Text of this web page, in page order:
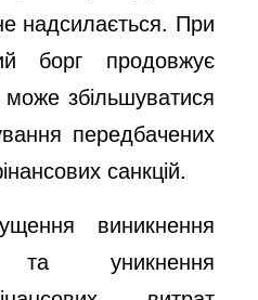
надсилається. При
борг продовжує
може збільшуватися
передбачених
санкцій.
виникнення
та уникнення